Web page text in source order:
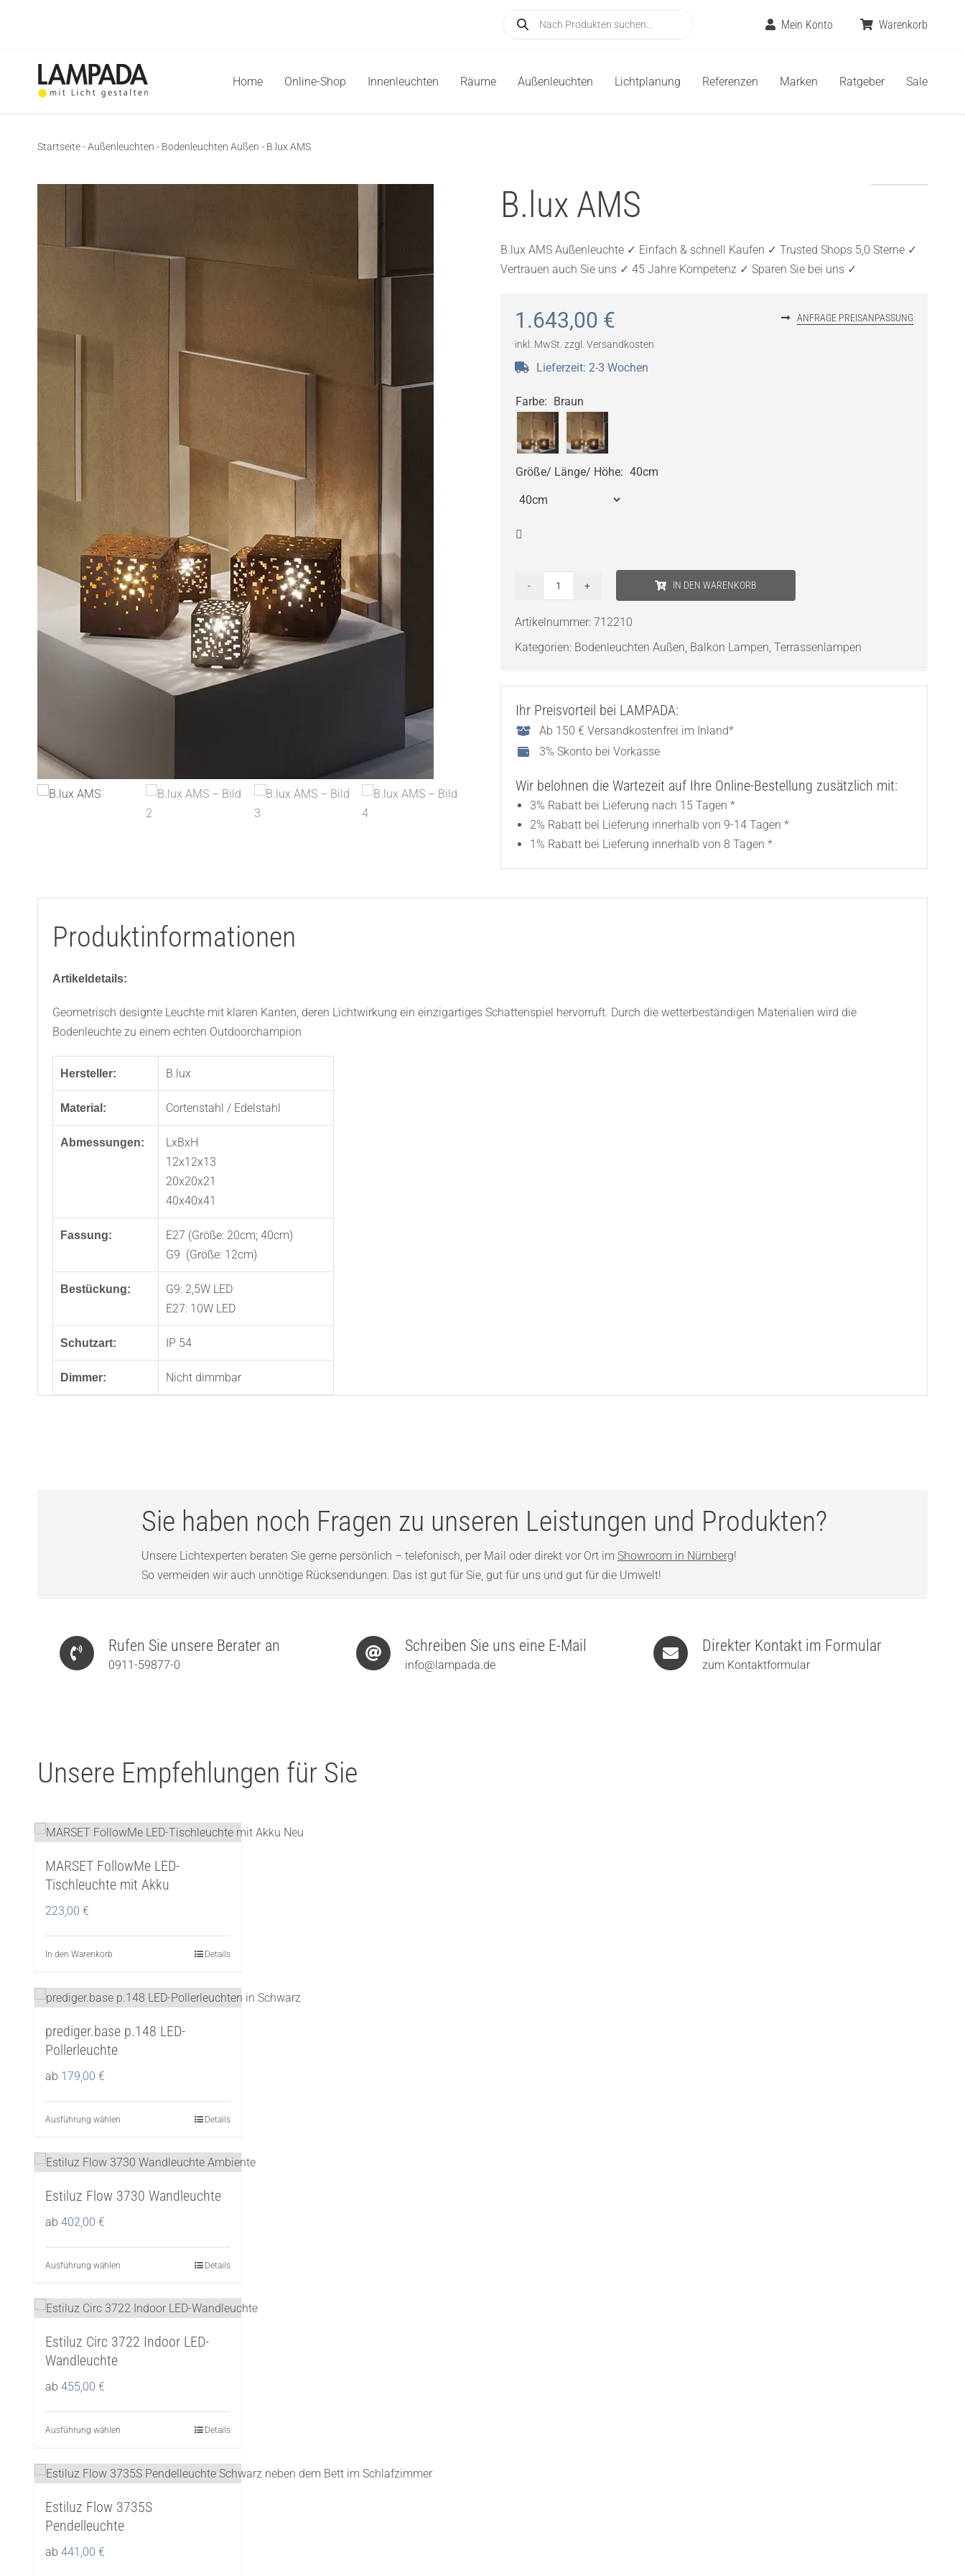
search
Mein Konto Warenkorb
Home Online-Shop Innenleuchten Räume Außenleuchten Lichtplanung Referenzen Marken Ratgeber Sale
Startseite-Außenleuchten - Bodenleuchten Außen - B.lux AMS
B.lux AMS
B.lux AMS Außenleuchte ✓ Einfach & schnell Kaufen ✓ Trusted Shops 5,0 Sterne ✓
Vertrauen auch Sie uns ✓ 45 Jahre Kompetenz ✓ Sparen Sie bei uns ✓
1.643,00 €
inkl. MwSt. zzgl. Versandkosten
ANFRAGE PREISANPASSUNG
Lieferzeit: 2-3 Wochen
Farbe: Braun
Größe/ Länge/ Höhe: 40cm

IN DEN WARENKORB
Artikelnummer: 712210
Kategorien: Bodenleuchten Außen, Balkon Lampen, Terrassenlampen
Ihr Preisvorteil bei LAMPADA:
Ab 150 € Versandkostenfrei im Inland*
3% Skonto bei Vorkasse
Wir belohnen die Wartezeit auf Ihre Online-Bestellung zusätzlich mit:
3% Rabatt bei Lieferung nach 15 Tagen *
2% Rabatt bei Lieferung innerhalb von 9-14 Tagen *
1% Rabatt bei Lieferung innerhalb von 8 Tagen *
Produktinformationen
Artikeldetails:
Geometrisch designte Leuchte mit klaren Kanten, deren Lichtwirkung ein einzigartiges Schattenspiel hervorruft. Durch die wetterbeständigen Materialien wird die
Bodenleuchte zu einem echten Outdoorchampion
Hersteller: B.lux
Material: Cortenstahl / Edelstahl
Abmessungen:
LxBxH
12x12x13
20x20x21
40x40x41
Fassung:
E27 (Größe: 20cm; 40cm)
G9 (Größe: 12cm)
Bestückung:
G9: 2,5W LED
E27: 10W LED
Schutzart: IP 54
Dimmer: Nicht dimmbar
Sie haben noch Fragen zu unseren Leistungen und Produkten?
Unsere Lichtexperten beraten Sie gerne persönlich – telefonisch, per Mail oder direkt vor Ort im Showroom in Nürnberg!
So vermeiden wir auch unnötige Rücksendungen. Das ist gut für Sie, gut für uns und gut für die Umwelt!
Rufen Sie unsere Berater an
0911-59877-0
Schreiben Sie uns eine E-Mail
info@lampada.de
Direkter Kontakt im Formular
zum Kontaktformular
Unsere Empfehlungen für Sie
MARSET FollowMe LED-
Tischleuchte mit Akku
223,00 €
In den Warenkorb Details
prediger.base p.148 LED-
Pollerleuchte
ab 179,00 €
Ausführung wählenDieses
weist
Varianten
auf
der
Produktseite
Details
Estiluz Flow 3730 Wandleuchte
ab 402,00 €
Ausführung wählenDieses
weist
Varianten
der
Produktseite
gewählt
werden
Details
Estiluz Circ 3722 Indoor LED-
Wandleuchte
ab 455,00 €
Ausführung wählenDieses
weist
Varianten
auf.
Details
Estiluz Flow 3735S
Pendelleuchte
ab 441,00 €